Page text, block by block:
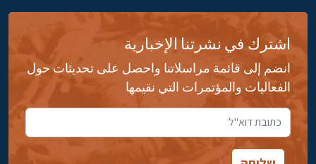
اشترك في نشرتنا الإخبارية
انضم إلى قائمة مراسلاتنا واحصل على تحديثات حول
الفعاليات والمؤتمرات التي نقيمها